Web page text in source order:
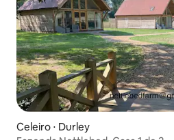
Celeiro ⋅ Durley